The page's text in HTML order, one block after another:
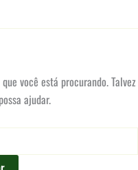
você está procurando. Talvez
ajudar.